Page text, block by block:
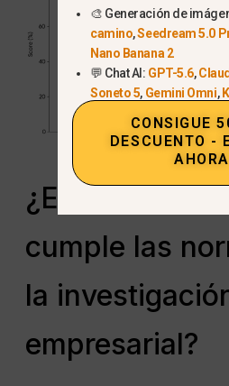
¿Es Claude AI
cumple las
la
empresarial?
🎨 Generación de
camino,Seedream 5.0
Nano Banana 2
💬 Chat AI: GPT-5.6,
Soneto 5, Gemini Omni,
CONSIGUE
DESCUENTO -
AHORA